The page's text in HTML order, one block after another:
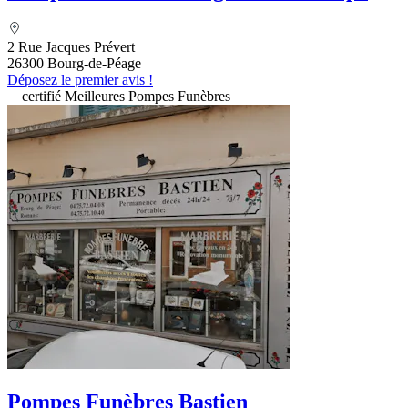
2 Rue Jacques Prévert
26300 Bourg-de-Péage
Déposez le premier avis !
certifié Meilleures Pompes Funèbres
Pompes Funèbres Bastien